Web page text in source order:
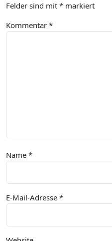
Felder sind mit * markiert
Kommentar *
Name *
E-Mail-Adresse *